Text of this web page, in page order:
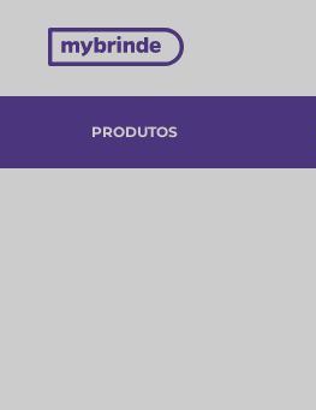
PRODUTOS